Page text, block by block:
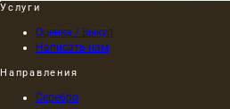
Услуги
Оценка / Выкуп
Написать нам
Направления
Серебро